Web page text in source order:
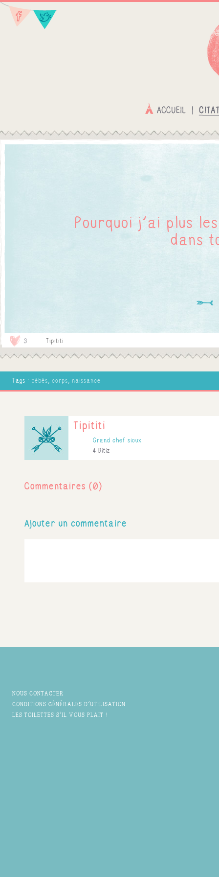
Pourquoi j'ai plus
dans
3 Tipititi
Tags : bébés, corps, naissance
Tipititi
Grand chef sioux
4 Bitiz
Commentaires (0)
Ajouter un commentaire
NOUS CONTACTER
CONDITIONS GÉNÉRALES D'UTILISATION
LES TOILETTES S'IL VOUS PLAIT !